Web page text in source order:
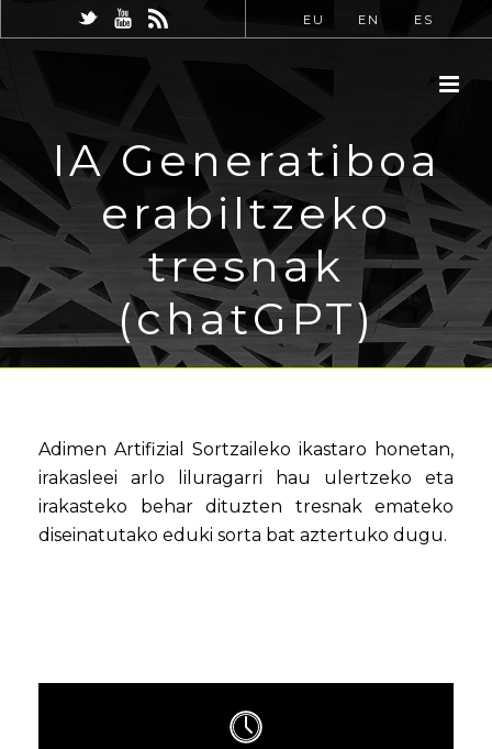
EU EN ES
IA Generatiboa
erabiltzeko
tresnak
(chatGPT)
Adimen Artifizial Sortzaileko ikastaro honetan,
irakasleei arlo liluragarri hau ulertzeko eta
irakasteko behar dituzten tresnak emateko
diseinatutako eduki sorta bat aztertuko dugu.